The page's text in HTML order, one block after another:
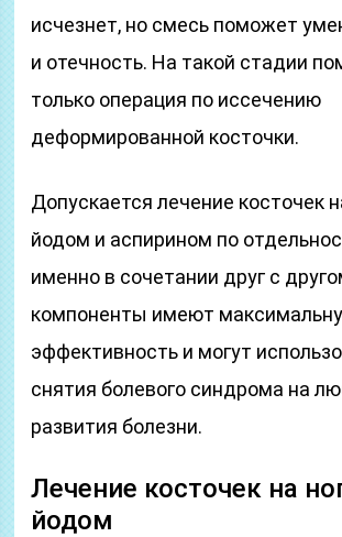
исчезнет, но смесь поможет
и отечность. На такой стадии
только операция по иссечению
деформированной косточки.
Допускается лечение косточек
йодом и аспирином по
именно в сочетании друг с
компоненты имеют
эффективность и могут
снятия болевого синдрома на
развития болезни.
Лечение косточек на
йодом